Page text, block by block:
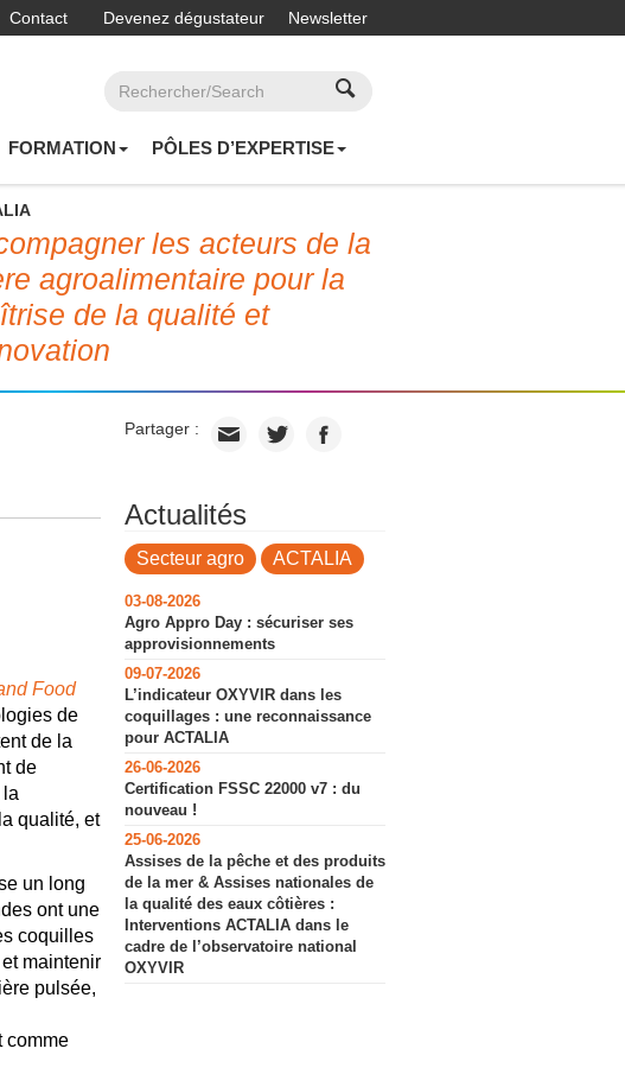
Newsletter
Contact Devenez dégustateur
FORMATION PÔLES D’EXPERTISE
les acteurs de la
agroalimentaire pour la
de la qualité et
Partager :
Food
de
de la
de
qualité, et
un long
ont une
coquilles
maintenir
pulsée,
comme
Actualités
Secteur agro ACTALIA
03-08-2026
Agro Appro Day : sécuriser ses
approvisionnements
09-07-2026
L’indicateur OXYVIR dans les
coquillages : une reconnaissance
pour ACTALIA
26-06-2026
Certification FSSC 22000 v7 : du
nouveau !
25-06-2026
Assises de la pêche et des produits
de la mer & Assises nationales de
la qualité des eaux côtières :
Interventions ACTALIA dans le
cadre de l’observatoire national
OXYVIR